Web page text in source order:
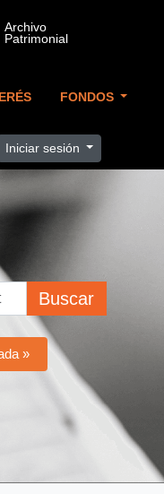
FONDOS
Iniciar sesión
Buscar
»